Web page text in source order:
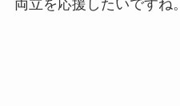
両立を応援したいですね。